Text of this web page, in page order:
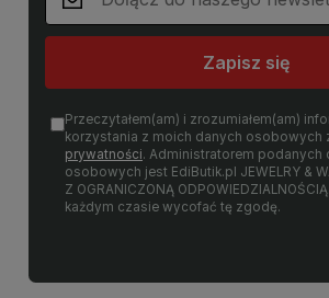
Zapisz się
Przeczytałem(am) i zrozumiałem(am)
korzystania z moich danych osobowych
prywatności. Administratorem podanych
osobowych jest EdiButik.pl JEWELRY &
Z OGRANICZONĄ
każdym czasie wycofać tę zgodę.